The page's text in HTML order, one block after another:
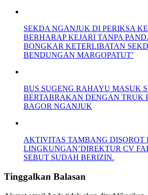
SEKDA NGANJUK DI PERIKSA
BERHARAP KEJARI TANPA
BONGKAR KETERLIBATAN
BENDUNGAN MARGOPATUT’
BUS SUGENG RAHAYU MASUK
BERTABRAKAN DENGAN TRUK
BAGOR NGANJUK
AKTIVITAS TAMBANG DISOROT
LINGKUNGAN’DIREKTUR CV
SEBUT SUDAH BERIZIN.
Tinggalkan Balasan